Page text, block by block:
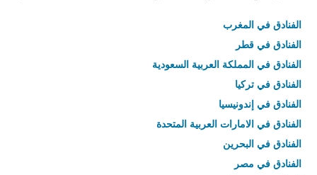
الفنادق في المغرب
الفنادق في قطر
الفنادق في المملكة العربية السعودية
الفنادق في تركيا
الفنادق في إندونيسيا
الفنادق في الامارات العربية المتحدة
الفنادق في البحرين
الفنادق في مصر